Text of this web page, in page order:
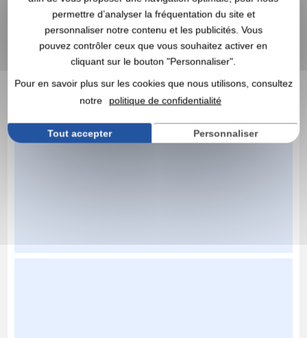
permettre d’analyser la fréquentation du site et
personnaliser notre contenu et les publicités. Vous
pouvez contrôler ceux que vous souhaitez activer en
cliquant sur le bouton "Personnaliser".
Pour en savoir plus sur les cookies que nous utilisons, consultez
notre
politique de confidentialité
Tout accepter Personnaliser